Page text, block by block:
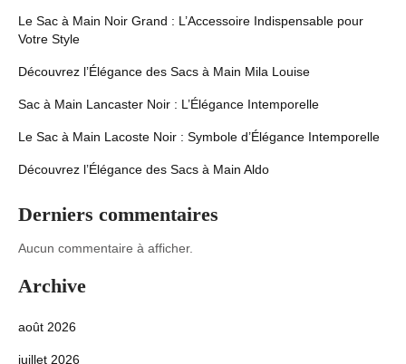
Le Sac à Main Noir Grand : L’Accessoire Indispensable pour
Votre Style
Découvrez l’Élégance des Sacs à Main Mila Louise
Sac à Main Lancaster Noir : L’Élégance Intemporelle
Le Sac à Main Lacoste Noir : Symbole d’Élégance Intemporelle
Découvrez l’Élégance des Sacs à Main Aldo
Derniers commentaires
Aucun commentaire à afficher.
Archive
août 2026
juillet 2026